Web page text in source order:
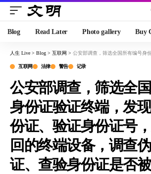
Blog Read Later Photo gallery Buy
人生 Live > Blog > 互联网 > 公安部调查，筛选全国所有编号身份证验证终端，发现频繁刷身份证、验证身份证号，无信息返回的终端设备，调查伪造身份证、查验身份证是否被冻
互联网 法律 警告 记录
公安部调查，筛选全
身份证验证终端，发
份证、验证身份证号
回的终端设备，调查
证、查验身份证是否